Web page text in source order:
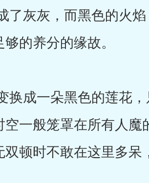
灰灰，而黑色的火焰
的养分的缘故。
成一朵黑色的莲花，
一般笼罩在所有人魔
顿时不敢在这里多呆